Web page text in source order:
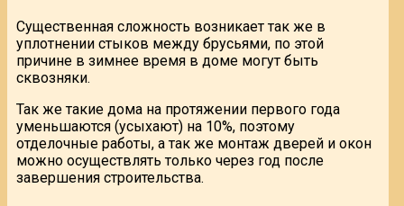
Существенная сложность возникает так же в
уплотнении стыков между брусьями, по этой
причине в зимнее время в доме могут быть
сквозняки.
Так же такие дома на протяжении первого года
уменьшаются (усыхают) на 10%, поэтому
отделочные работы, а так же монтаж дверей и окон
можно осуществлять только через год после
завершения строительства.